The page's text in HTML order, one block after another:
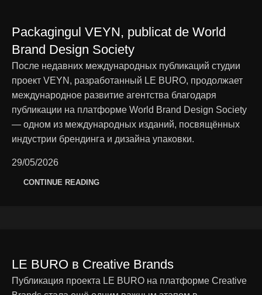
Packagingul VEYN, publicat de World
Brand Design Society
После недавних международных публикаций студии
проект VEYN, разработанный LE BURO, продолжает
международное развитие агентства благодаря
публикации на платформе World Brand Design Society
— одном из международных изданий, посвящённых
индустрии брендинга и дизайна упаковки.
29/05/2026
CONTINUE READING
LE BURO в Creative Brands
Публикация проекта LE BURO на платформе Creative